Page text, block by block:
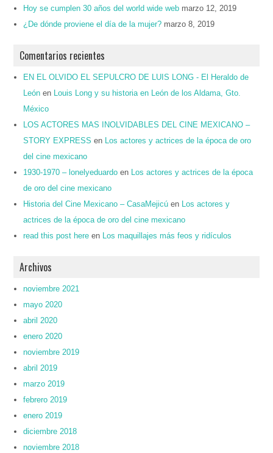
Hoy se cumplen 30 años del world wide web marzo 12, 2019
¿De dónde proviene el día de la mujer? marzo 8, 2019
Comentarios recientes
EN EL OLVIDO EL SEPULCRO DE LUIS LONG - El Heraldo de
León en
Louis Long y su historia en León de los Aldama, Gto.
México
LOS ACTORES MAS INOLVIDABLES DEL CINE MEXICANO –
STORY EXPRESS en
Los actores y actrices de la época de oro
del cine mexicano
1930-1970 – lonelyeduardo en
Los actores y actrices de la época
de oro del cine mexicano
Historia del Cine Mexicano – CasaMejicú en
Los actores y
actrices de la época de oro del cine mexicano
read this post here en Los maquillajes más feos y ridículos
Archivos
noviembre 2021
mayo 2020
abril 2020
enero 2020
noviembre 2019
abril 2019
marzo 2019
febrero 2019
enero 2019
diciembre 2018
noviembre 2018